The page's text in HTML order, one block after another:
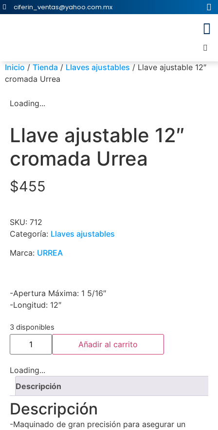
ciferin_ventas@yahoo.com.mx
Inicio / Tienda / Llaves ajustables / Llave ajustable 12″
cromada Urrea
Loading...
Llave ajustable 12″
cromada Urrea
$455
SKU: 712
Categoría: Llaves ajustables
Marca: URREA
-Apertura Máxima: 1 5/16″
-Longitud: 12″
3 disponibles
Añadir al carrito
Loading...
Descripción
Descripción
-Maquinado de gran precisión para asegurar un